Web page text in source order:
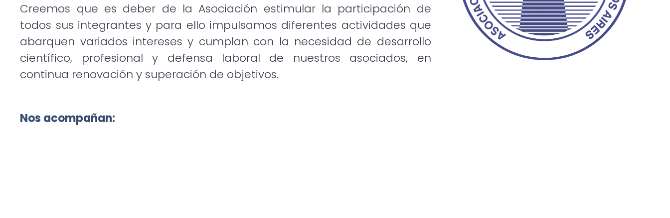
Creemos que es deber de la Asociación estimular la participación de
todos sus integrantes y para ello impulsamos diferentes actividades que
abarquen variados intereses y cumplan con la necesidad de desarrollo
científico, profesional y defensa laboral de nuestros asociados, en
continua renovación y superación de objetivos.
Nos acompañan: